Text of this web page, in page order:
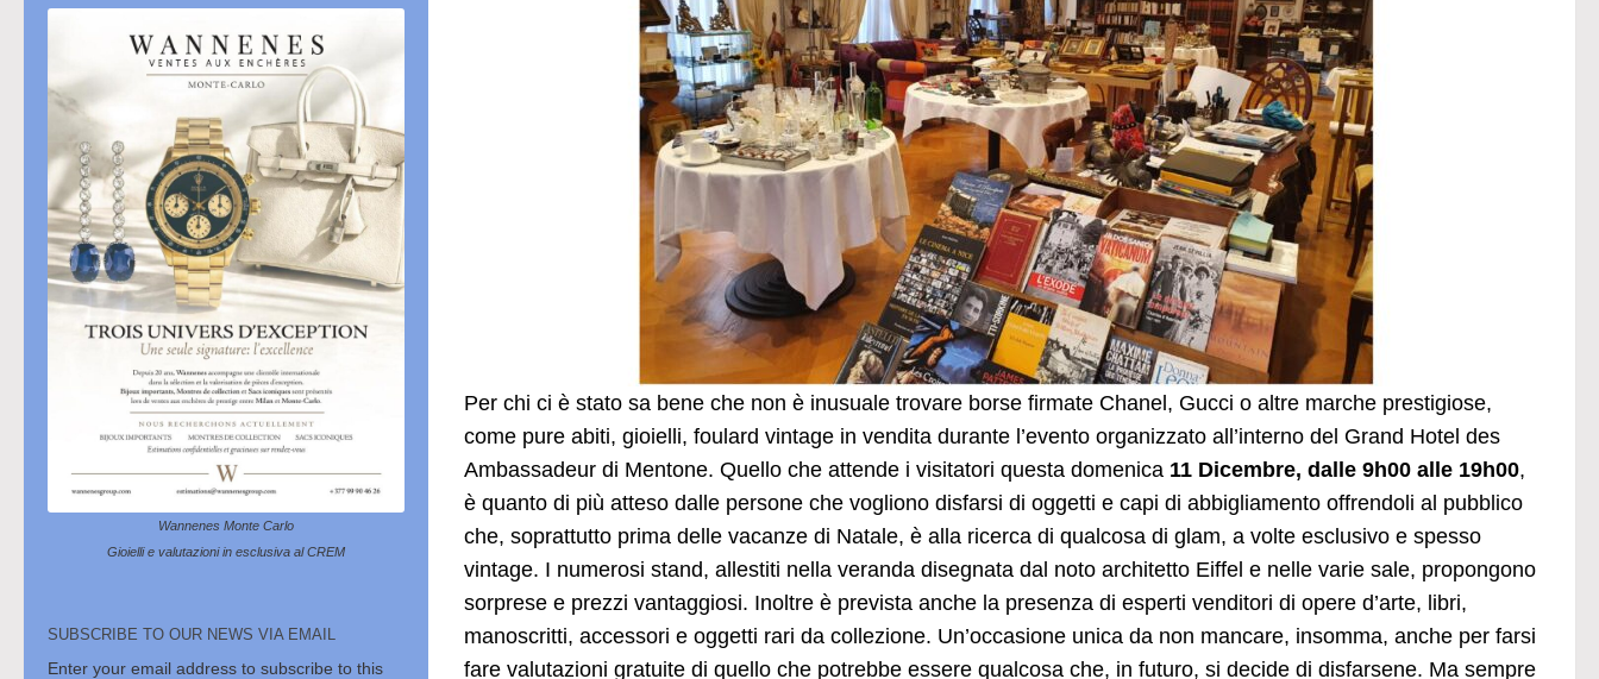
Per chi ci è stato sa bene che non è inusuale trovare borse firmate Chanel, Gucci o altre marche prestigiose,
come pure abiti, gioielli, foulard vintage in vendita durante l’evento organizzato all’interno del Grand Hotel des
Ambassadeur di Mentone. Quello che attende i visitatori questa domenica 11 Dicembre, dalle 9h00 alle 19h00,
è quanto di più atteso dalle persone che vogliono disfarsi di oggetti e capi di abbigliamento offrendoli al pubblico
che, soprattutto prima delle vacanze di Natale, è alla ricerca di qualcosa di glam, a volte esclusivo e spesso
vintage. I numerosi stand, allestiti nella veranda disegnata dal noto architetto Eiffel e nelle varie sale, propongono
sorprese e prezzi vantaggiosi. Inoltre è prevista anche la presenza di esperti venditori di opere d’arte, libri,
manoscritti, accessori e oggetti rari da collezione. Un’occasione unica da non mancare, insomma, anche per farsi
fare valutazioni gratuite di quello che potrebbe essere qualcosa che, in futuro, si decide di disfarsene. Ma sempre
Wannenes Monte Carlo
Gioielli e valutazioni in esclusiva al CREM
SUBSCRIBE TO OUR NEWS VIA EMAIL
Enter your email address to subscribe to this